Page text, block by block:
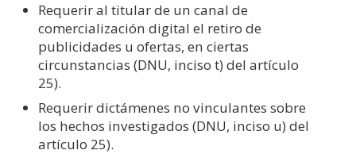
Requerir al titular de un canal de
comercialización digital el retiro de
publicidades u ofertas, en ciertas
circunstancias (DNU, inciso t) del artículo
25).
Requerir dictámenes no vinculantes sobre
los hechos investigados (DNU, inciso u) del
artículo 25).